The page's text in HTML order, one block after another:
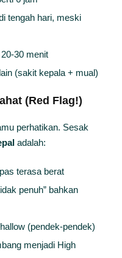
tengah hari, meski
30 menit
(sakit kepala + mual)
(Red Flag!)
perhatikan. Sesak
adalah:
terasa berat
penuh” bahkan
(pendek-pendek)
menjadi High